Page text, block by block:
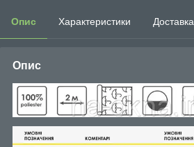
Опис Характеристики Доставка
Опис